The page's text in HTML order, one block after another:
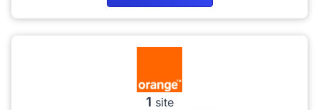
1 site